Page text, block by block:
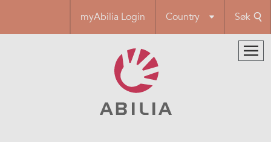
hovedinnhold
myAbilia Login Country Søk